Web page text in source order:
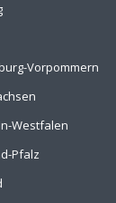
Vorpommern
Westfalen
Pfalz